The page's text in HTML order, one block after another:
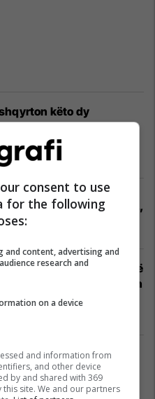
këto dy
për stolin në rast largimi
2026
Ardon Jasharin,
për sfidën në “San Siro”
05/2026
transferimit e yllit të
ta përforcuar mesfushën
consent to use
for the following
and content, advertising and
research and
on a device
and information from
and other device
by and shared with 369
site. We and our partners